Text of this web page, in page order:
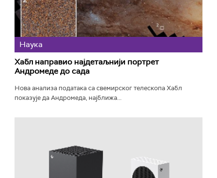
Наука
Хабл направио најдетаљнији портрет
Андромеде до сада
Нова анализа података са свемирског телескопа Хабл
показује да Андромеда, најближа...